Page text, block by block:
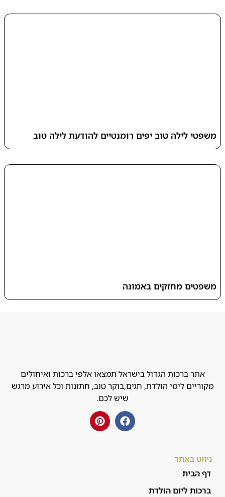
משפטי לילה טוב יפים רומנטיים להודעת לילה טוב
משפטים מחזקים באמונה
אתר ברכות הגדול בישראל תמצאו אלפי ברכות ואיחולים
מקוריים לימי הולדת, חגים,בוקר טוב, חתונות וכל אירוע מרגש
שיש לכם.
ניווט באתר
דף הבית
ברכות ליום הולדת